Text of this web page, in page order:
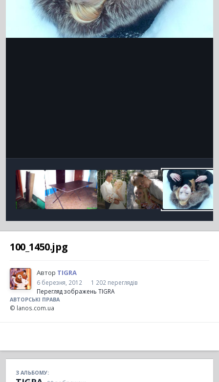
100_1450.jpg
Автор TIGRA
6 березня, 2012
1 202 переглядів
Перегляд зображень TIGRA
АВТОРСЬКІ ПРАВА
© lanos.com.ua
З АЛЬБОМУ: